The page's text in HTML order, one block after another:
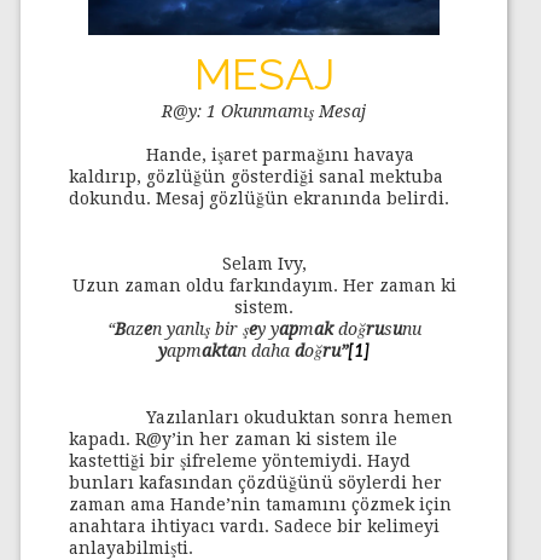
MESAJ
R@y: 1 Okunmamış Mesaj
Hande, işaret parmağını havaya
kaldırıp, gözlüğün gösterdiği sanal mektuba
dokundu. Mesaj gözlüğün ekranında belirdi.
Selam Ivy,
Uzun zaman oldu farkındayım. Her zaman ki
sistem.
“Bazen yanlış bir şey yapmakdoğrusunu
yapmaktan daha doğru”[1]
Yazılanları okuduktan sonra hemen
kapadı. R@y’in her zaman ki sistem ile
kastettiği bir şifreleme yöntemiydi. Hayd
bunları kafasından çözdüğünü söylerdi her
zaman ama Hande’nin tamamını çözmek için
anahtara ihtiyacı vardı. Sadece bir kelimeyi
anlayabilmişti.